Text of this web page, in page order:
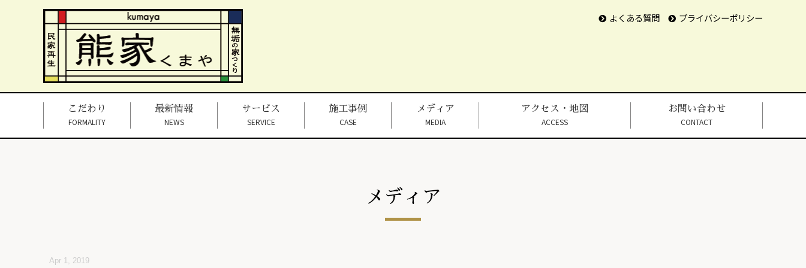
よくある質問 プライバシーポリシー
こだわり
FORMALITY
最新情報
NEWS
サービス
SERVICE
施工事例
CASE
メディア
MEDIA
アクセス・地図
ACCESS
お問い合わせ
CONTACT
メディア
Apr 1, 2019